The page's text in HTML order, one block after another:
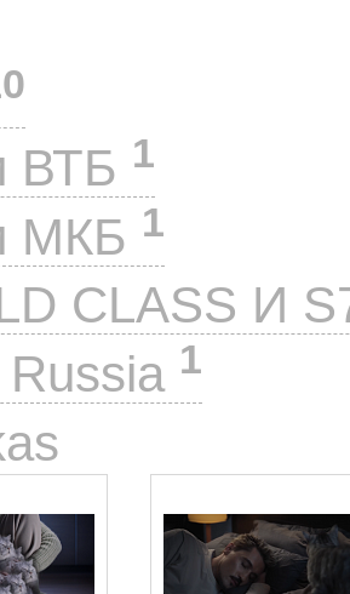
ВТБ 1
МКБ 1
CLASS И
1